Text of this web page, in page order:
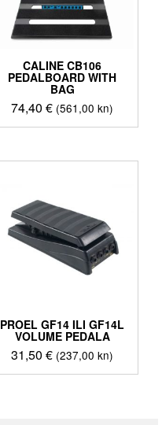
CALINE CB106
PEDALBOARD WITH
BAG
74,40€ (561,00 kn)
PROEL GF14 ILI GF14L
VOLUME PEDALA
31,50€ (237,00 kn)